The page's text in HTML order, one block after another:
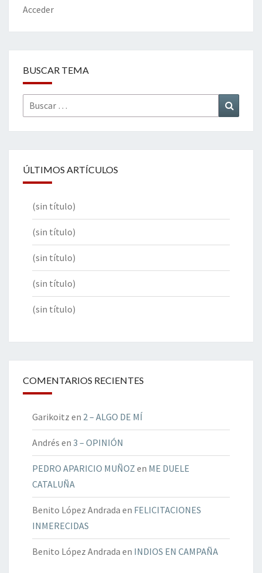
k
Acceder
BUSCAR TEMA
Buscar
por:
ÚLTIMOS ARTÍCULOS
(sin título)
(sin título)
(sin título)
(sin título)
(sin título)
COMENTARIOS RECIENTES
Garikoitz en 2 – ALGO DE MÍ
Andrés en 3 – OPINIÓN
PEDRO APARICIO MUÑOZ en ME DUELE
CATALUÑA
Benito López Andrada en FELICITACIONES
INMERECIDAS
Benito López Andrada en INDIOS EN CAMPAÑA